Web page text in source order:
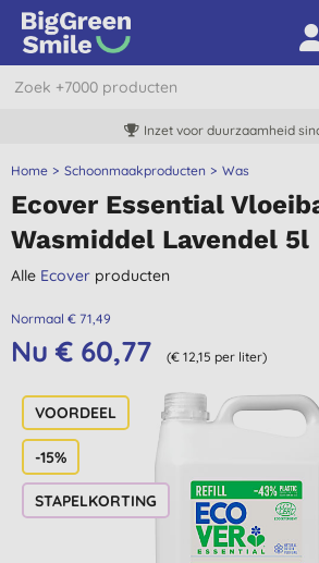
Inzet voor duurzaamheid
Home Schoonmaakproducten Was
Ecover Essential
Wasmiddel Lavendel 5l
Alle Ecover producten
Normaal € 71,49
Nu € 60,77 (€ 12,15 per liter)
-15%
STAPELKORTING